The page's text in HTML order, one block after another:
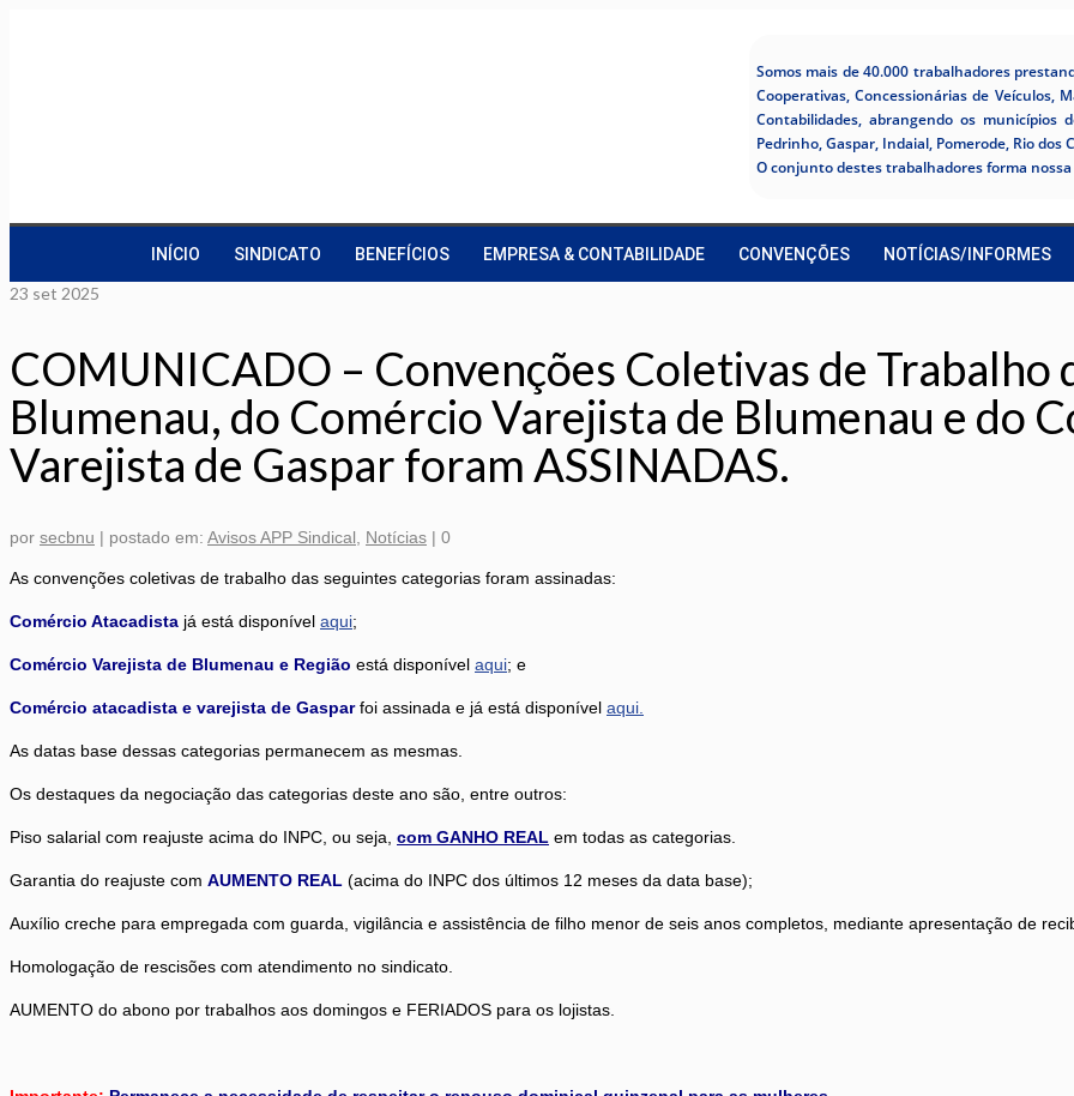
Somos mais de 40.000 trabalhadores
Cooperativas, Concessionárias de Veículos,
Contabilidades, abrangendo os municípios
Pedrinho, Gaspar, Indaial, Pomerode, Rio dos
O conjunto destes trabalhadores forma
INÍCIO SINDICATO BENEFÍCIOS EMPRESA & CONTABILIDADE CONVENÇÕES NOTÍCIAS/INFORMES
23 set 2025
COMUNICADO – Convenções Coletivas de Trabalho
Blumenau, do Comércio Varejista de Blumenau e do
Varejista de Gaspar foram ASSINADAS.
por secbnu | postado em: Avisos APP Sindical Notícias | 0
As convenções coletivas de trabalho das seguintes categorias foram assinadas:
Comércio Atacadista já está disponível aqui;
Comércio Varejista de Blumenau e Região está disponível aqui; e
Comércio atacadista e varejista de Gasparfoi assinada e já está disponível aqui.
As datas base dessas categorias permanecem as mesmas.
Os destaques da negociação das categorias deste ano são, entre outros:
Piso salarial com reajuste acima do INPC, ou seja, com GANHO REAL em todas as categorias.
Garantia do reajuste com AUMENTO REAL (acima do INPC dos últimos 12 meses da data base);
Auxílio creche para empregada com guarda, vigilância e assistência de filho menor de seis anos completos, mediante apresentação de
Homologação de rescisões com atendimento no sindicato.
AUMENTO do abono por trabalhos aos domingos e FERIADOS para os lojistas.